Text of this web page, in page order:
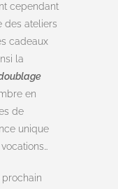
cependant
des ateliers
cadeaux
la
en
de
unique